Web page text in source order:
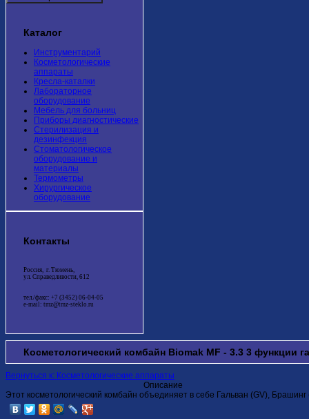
Каталог
Инструментарий
Косметологические
аппараты
Кресла-каталки
Лабораторное
оборудование
Мебель для больниц
Приборы диагностические
Стерилизация и
дезинфекция
Стоматологическое
оборудование и
материалы
Термометры
Хирургическое
оборудование
Контакты
Россия, г. Тюмень,
ул. Справедливости, 612
тел./факс: +7 (3452) 06-04-05
e-mail: tmz@tmz-steklo.ru
Косметологический комбайн Biomak MF - 3.3 3 функции
Вернуться к: Косметологические аппараты
Описание
Этот косметологический комбайн объединяет в себе Гальван (GV), Брашинг